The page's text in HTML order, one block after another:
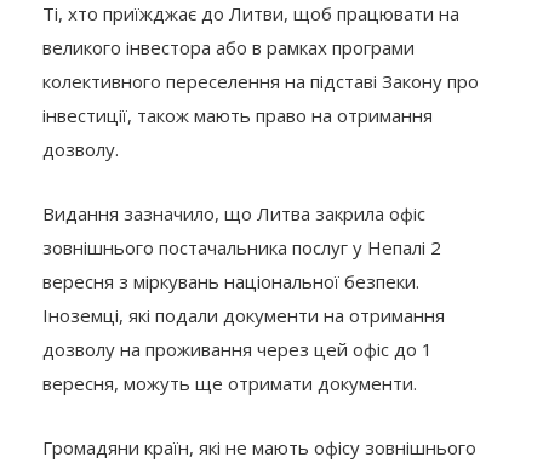
Ті, хто приїжджає до Литви, щоб працювати на
великого інвестора або в рамках програми
колективного переселення на підставі Закону про
інвестиції, також мають право на отримання
дозволу.
Видання зазначило, що Литва закрила офіс
зовнішнього постачальника послуг у Непалі 2
вересня з міркувань національної безпеки.
Іноземці, які подали документи на отримання
дозволу на проживання через цей офіс до 1
вересня, можуть ще отримати документи.
Громадяни країн, які не мають офісу зовнішнього